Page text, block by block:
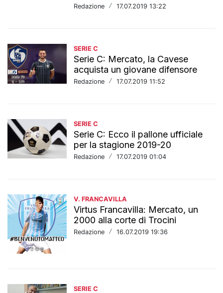
Redazione / 17.07.2019 13:22
SERIE C
Serie C: Mercato, la Cavese
acquista un giovane difensore
Redazione / 17.07.2019 11:52
SERIE C
Serie C: Ecco il pallone ufficiale
per la stagione 2019-20
Redazione / 17.07.2019 01:04
V. FRANCAVILLA
Virtus Francavilla: Mercato, un
2000 alla corte di Trocini
Redazione / 16.07.2019 19:36
SERIE C